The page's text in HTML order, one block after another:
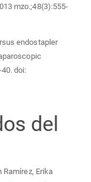
mzo.;48(3):555-
endostapler
doi:
del
Ramírez, Erika